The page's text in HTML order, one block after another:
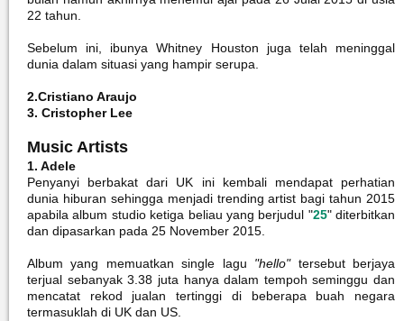
22 tahun.
Sebelum ini, ibunya Whitney Houston juga telah meninggal
dunia dalam situasi yang hampir serupa.
2.Cristiano Araujo
3. Cristopher Lee
Music Artists
1. Adele
Penyanyi berbakat dari UK ini kembali mendapat perhatian
dunia hiburan sehingga menjadi trending artist bagi tahun 2015
apabila album studio ketiga beliau yang berjudul "25" diterbitkan
dan dipasarkan pada 25 November 2015.
Album yang memuatkan single lagu "hello"tersebut berjaya
terjual sebanyak 3.38 juta hanya dalam tempoh seminggu dan
mencatat rekod jualan tertinggi di beberapa buah negara
termasuklah di UK dan US.